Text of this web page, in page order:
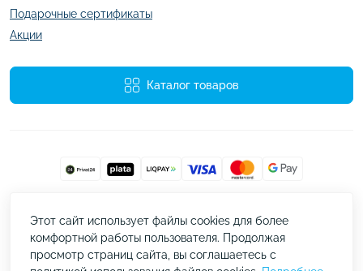
Подарочные сертификаты
Акции
Каталог товаров
kazachok.com.ua © 2026
Этот сайт использует файлы cookies для более
комфортной работы пользователя. Продолжая
просмотр страниц сайта, вы соглашаетесь с